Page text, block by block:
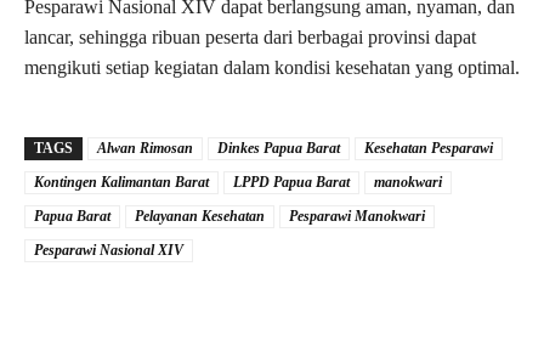
Pesparawi Nasional XIV dapat berlangsung aman, nyaman, dan
lancar, sehingga ribuan peserta dari berbagai provinsi dapat
mengikuti setiap kegiatan dalam kondisi kesehatan yang optimal.
TAGS Alwan Rimosan Dinkes Papua Barat
Kesehatan Pesparawi
Kontingen Kalimantan Barat
LPPD Papua Barat
manokwari
Papua Barat
Pelayanan Kesehatan
Pesparawi Manokwari
Pesparawi Nasional XIV